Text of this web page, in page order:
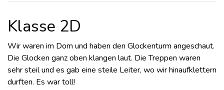
Klasse 2D
Wir waren im Dom und haben den Glockenturm angeschaut.
Die Glocken ganz oben klangen laut. Die Treppen waren
sehr steil und es gab eine steile Leiter, wo wir hinaufklettern
durften. Es war toll!